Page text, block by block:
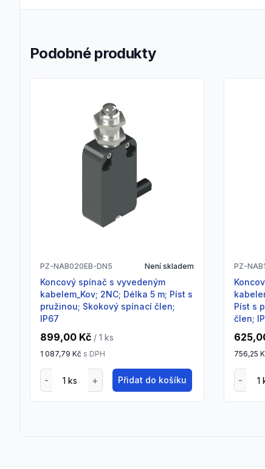
Podobné produkty
PZ-NAB020EB-DN5 Není skladem
Koncový spínač s vyvedeným
kabelem_Kov; 2NC; Délka 5 m; Píst s
pružinou; Skokový spínací člen;
IP67
899,00 Kč / 1 ks
1 087,79 Kč s DPH
Přidat do košíku
PZ-
Koncový spínač s vyvedeným
Píst s
člen;
756,25